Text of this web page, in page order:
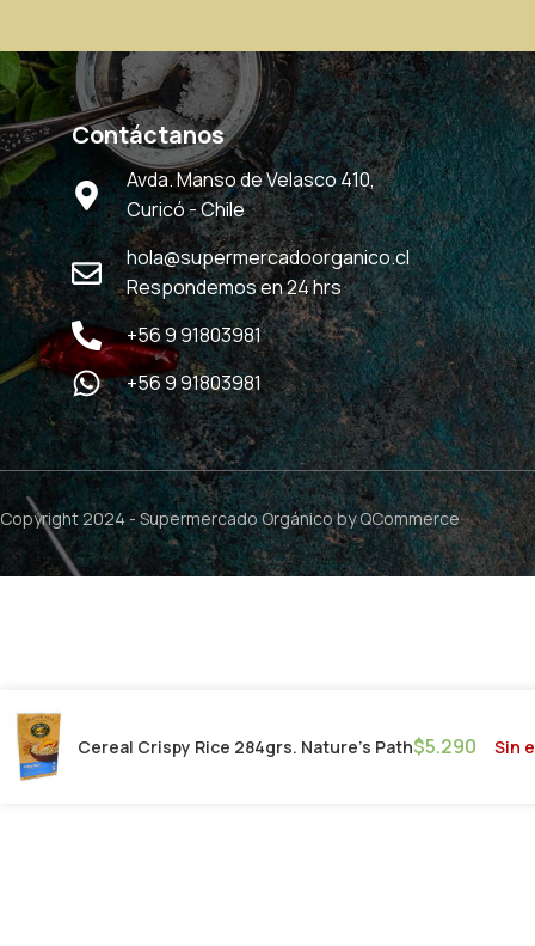
Contáctanos
Avda. Manso de Velasco 410,
Curicó - Chile
hola@supermercadoorganico.cl
Respondemos en 24 hrs
+56 9 91803981
+56 9 91803981
Copyright 2024 -Supermercado Orgánicoby QCommerce
Cereal Crispy Rice 284grs. Nature’s Path$5.290 Sin